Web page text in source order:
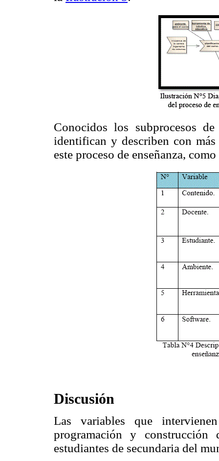
Conocidos los subprocesos
identifican y describen con
este proceso de enseñanza,
Discusión
Las variables que
programación y
estudiantes de secundaria del